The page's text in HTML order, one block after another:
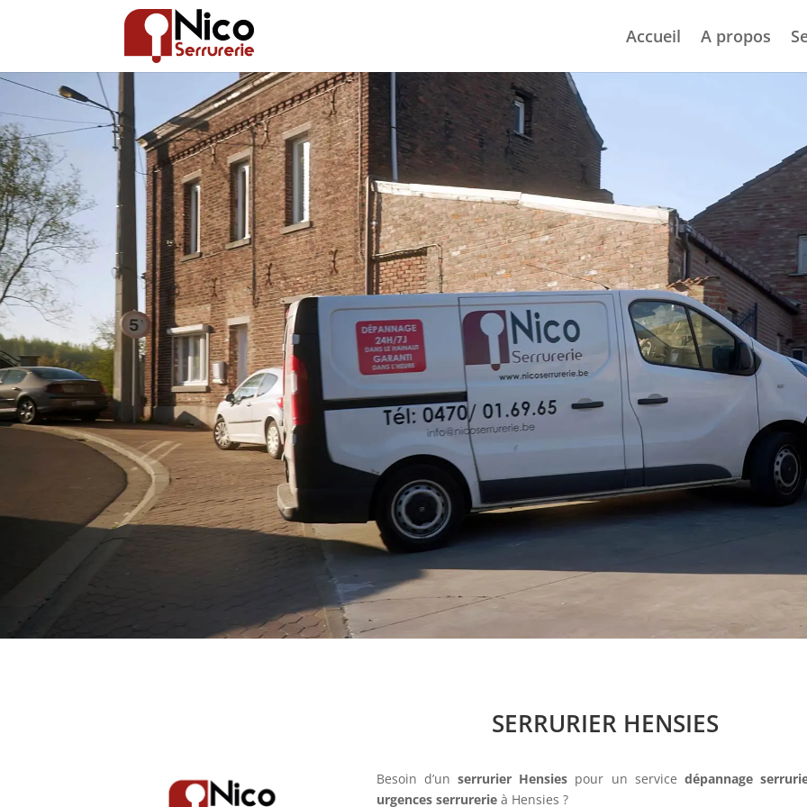
Accueil A propos
SERRURIER HENSIES
Besoin d’unserrurier Hensies pour un service dépannage
urgences serrurerieà Hensies ?